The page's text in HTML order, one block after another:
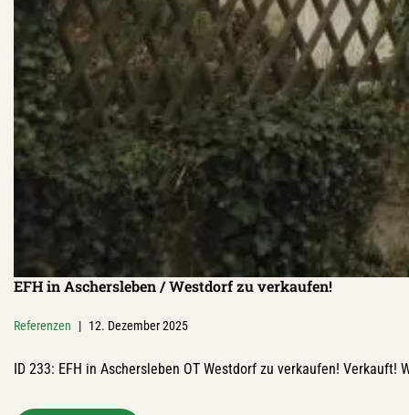
EFH in Aschersleben / Westdorf zu verkaufen!
Referenzen 12. Dezember 2025
ID 233: EFH in Aschersleben OT Westdorf zu verkaufen! Verkauft!